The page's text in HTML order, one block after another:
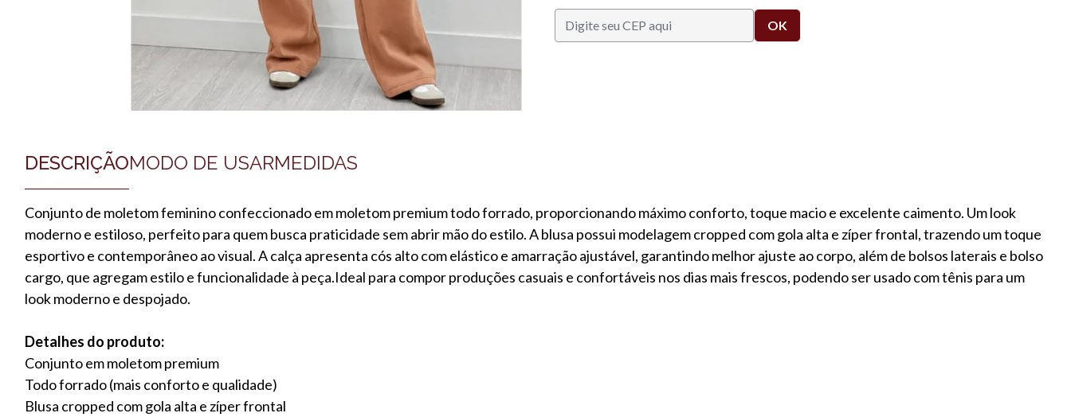
DESCRIÇÃOMODO DE USARMEDIDAS
Conjunto de moletom feminino confeccionado em moletom premium todo forrado, proporcionando máximo conforto, toque macio e excelente caimento. Um look
moderno e estiloso, perfeito para quem busca praticidade sem abrir mão do estilo. A blusa possui modelagem cropped com gola alta e zíper frontal, trazendo um toque
esportivo e contemporâneo ao visual. A calça apresenta cós alto com elástico e amarração ajustável, garantindo melhor ajuste ao corpo, além de bolsos laterais e bolso
cargo, que agregam estilo e funcionalidade à peça.Ideal para compor produções casuais e confortáveis nos dias mais frescos, podendo ser usado com tênis para um
look moderno e despojado.
Detalhes do produto:
Conjunto em moletom premium
Todo forrado (mais conforto e qualidade)
Blusa cropped com gola alta e zíper frontal